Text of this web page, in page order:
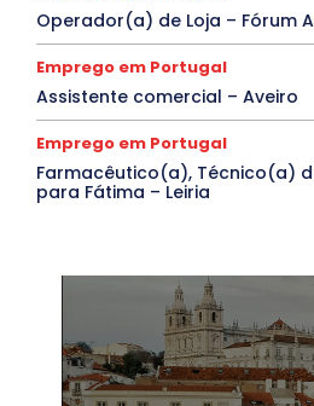
Operador(a) de Loja – Fórum
Emprego em Portugal
Assistente comercial – Aveiro
Emprego em Portugal
Farmacêutico(a), Técnico(a)
para Fátima – Leiria